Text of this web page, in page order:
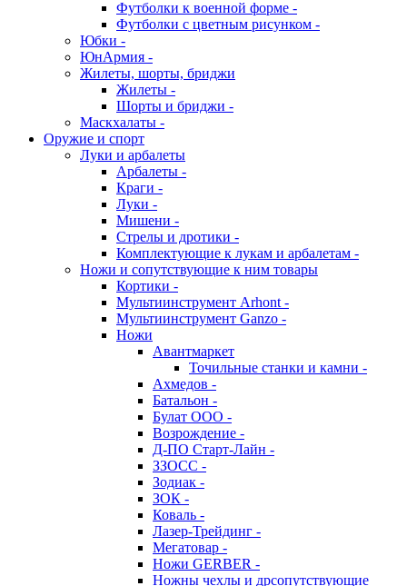
Футболки к военной форме -
Футболки с цветным рисунком -
Юбки -
ЮнАрмия -
Жилеты, шорты, бриджи
Жилеты -
Шорты и бриджи -
Маскхалаты -
Оружие и спорт
Луки и арбалеты
Арбалеты -
Краги -
Луки -
Мишени -
Стрелы и дротики -
Комплектующие к лукам и арбалетам -
Ножи и сопутствующие к ним товары
Кортики -
Мультиинструмент Arhont -
Мультиинструмент Ganzo -
Ножи
Авантмаркет
Точильные станки и камни -
Ахмедов -
Батальон -
Булат ООО -
Возрождение -
Д-ПО Старт-Лайн -
ЗЗОСС -
Зодиак -
ЗОК -
Коваль -
Лазер-Трейдинг -
Мегатовар -
Ножи GERBER -
Ножны чехлы и дрсопутствующие